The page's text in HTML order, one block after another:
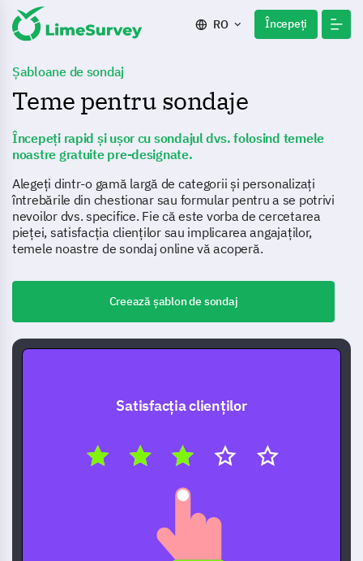
RO Începeți
Șabloane de sondaj
Teme pentru sondaje
Începeți rapid și ușor cu sondajul dvs. folosind temele
noastre gratuite pre-designate.
Alegeți dintr-o gamă largă de categorii și personalizați
întrebările din chestionar sau formular pentru a se potrivi
nevoilor dvs. specifice. Fie că este vorba de cercetarea
pieței, satisfacția clienților sau implicarea angajaților,
temele noastre de sondaj online vă acoperă.
Creează șablon de sondaj
Satisfacția clienților